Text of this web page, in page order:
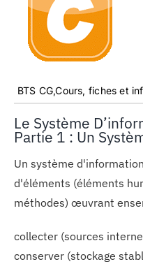
BTS CG,Cours, fiches et
Le Système
Partie 1 : Un
Un système
d'éléments (éléments
méthodes) œuvrant
collecter (sources
conserver (stockage